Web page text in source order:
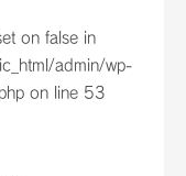
on false in
admin/wp-
on line 53